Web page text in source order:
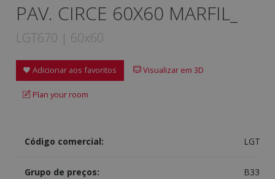
PAV. CIRCE 60X60 MARFIL_
LGT670 | 60x60
Adicionar aos favoritos Visualizar em 3D
Plan your room
Código comercial: LGT670
Grupo de preços: B330